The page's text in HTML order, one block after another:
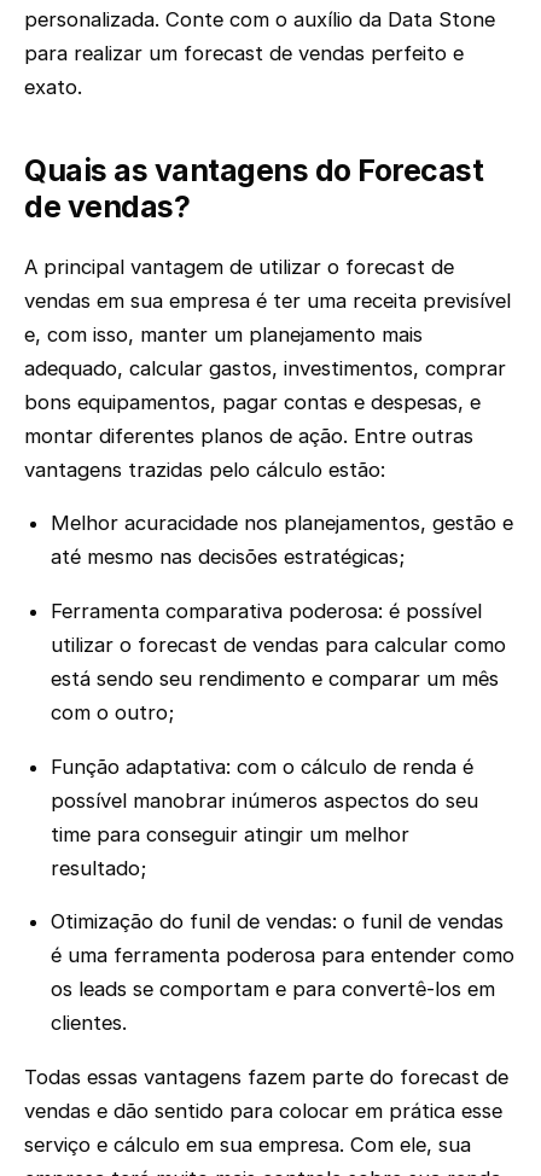
personalizada. Conte com o auxílio da Data Stone
para realizar um forecast de vendas perfeito e
exato.
Quais as vantagens do Forecast
de vendas?
A principal vantagem de utilizar o forecast de
vendas em sua empresa é ter uma receita previsível
e, com isso, manter um planejamento mais
adequado, calcular gastos, investimentos, comprar
bons equipamentos, pagar contas e despesas, e
montar diferentes planos de ação. Entre outras
vantagens trazidas pelo cálculo estão:
Melhor acuracidade nos planejamentos, gestão e
até mesmo nas decisões estratégicas;
Ferramenta comparativa poderosa: é possível
utilizar o forecast de vendas para calcular como
está sendo seu rendimento e comparar um mês
com o outro;
Função adaptativa: com o cálculo de renda é
possível manobrar inúmeros aspectos do seu
time para conseguir atingir um melhor
resultado;
Otimização do funil de vendas: o funil de vendas
é uma ferramenta poderosa para entender como
os leads se comportam e para convertê-los em
clientes.
Todas essas vantagens fazem parte do forecast de
vendas e dão sentido para colocar em prática esse
serviço e cálculo em sua empresa. Com ele, sua